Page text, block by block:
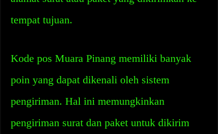
tempat tujuan.
Kode pos Muara Pinang memiliki banyak
poin yang dapat dikenali oleh sistem
pengiriman. Hal ini memungkinkan
pengiriman surat dan paket untuk dikirim